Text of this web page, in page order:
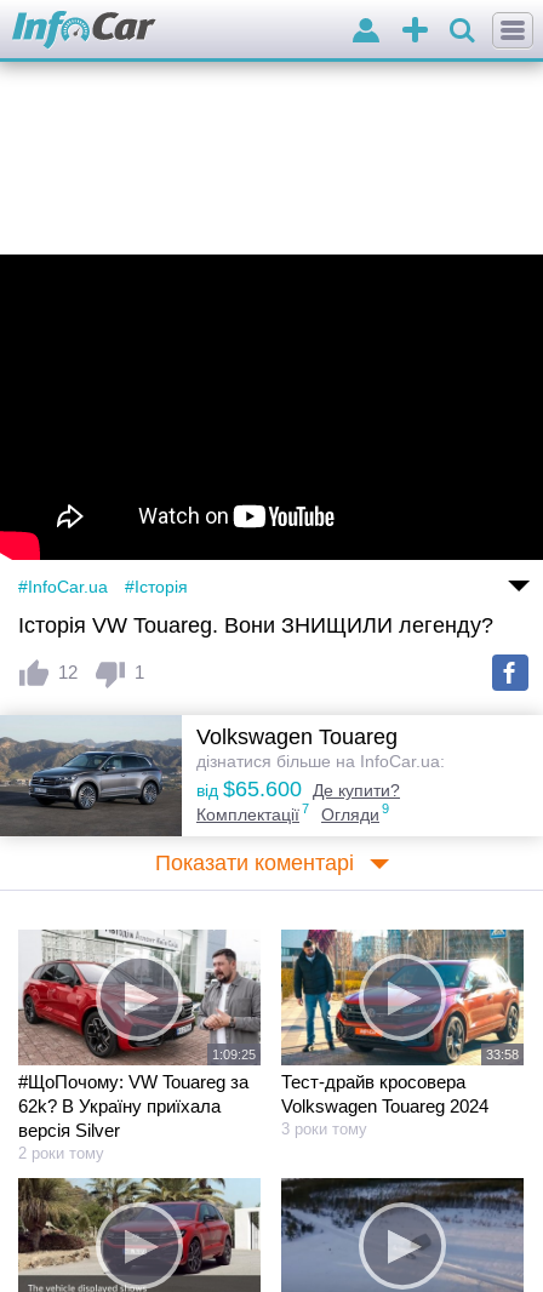
Додати
оголошення
Вхід
#InfoCar.ua #Історія
Історія VW Touareg. Вони ЗНИЩИЛИ легенду?
12 1
Volkswagen Touareg
дізнатися більше на InfoCar.ua:
від $65.600
Де купити?
Комплектації7 Огляди 9
Показати коментарі
1:09:25
#ЩоПочому: VW Touareg за
62k? В Україну приїхала
версія Silver
2 роки тому
33:58
Тест-драйв кросовера
Volkswagen Touareg 2024
3 роки тому